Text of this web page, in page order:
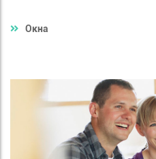
Окна